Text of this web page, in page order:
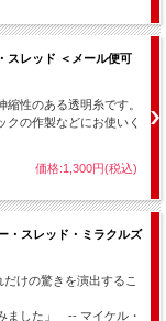
スレッド ＜メール便可
性のある透明糸です。
クの作製などにお使いく
価格:1,300円(税込)
・スレッド・ミラクルズ
だけの驚きを演出するこ
ました」 -- マイケル・